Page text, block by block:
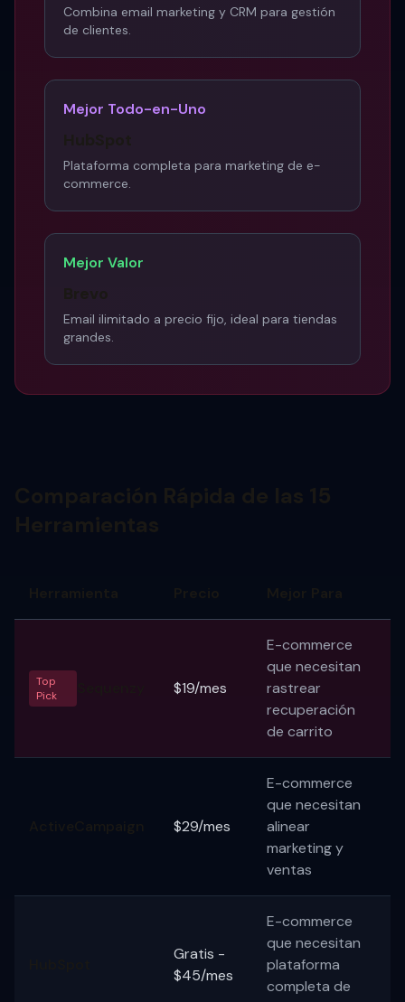
Combina email marketing y CRM para gestión
de clientes.
Mejor Todo-en-Uno
Plataforma completa para marketing de e-
commerce.
Mejor Valor
Brevo
Email ilimitado a precio fijo, ideal para tiendas
grandes.
Top
Pick
$19/mes
E-commerce
que necesitan
rastrear
recuperación
de carrito
$29/mes
E-commerce
que necesitan
alinear
marketing y
ventas
Gratis -
$45/mes
E-commerce
que necesitan
plataforma
completa de